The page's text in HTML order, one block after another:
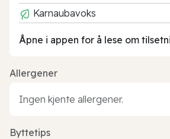
Karnaubavoks
Åpne i appen for å lese om
Allergener
Ingen kjente allergener.
Byttetips